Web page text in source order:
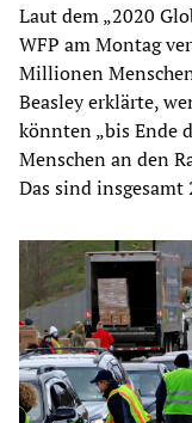
Laut dem „2020
WFP am Montag
Millionen
Beasley erklärte,
könnten „bis Ende
Menschen an den
Das sind